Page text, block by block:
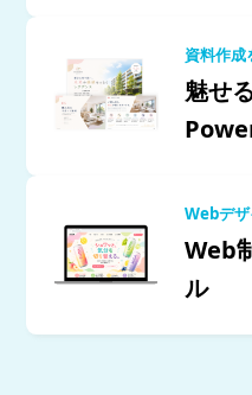
資料作成
魅せ
Webデザ
Web
ル